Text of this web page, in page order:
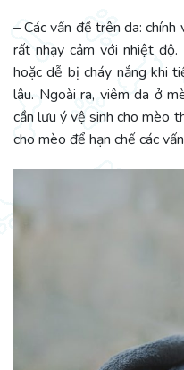
– Các vấn đề trên da:
rất nhạy cảm với nhiệt
hoặc dễ bị cháy nắng khi
lâu. Ngoài ra, viêm da ở
cần lưu ý vệ sinh cho mèo
cho mèo để hạn chế các